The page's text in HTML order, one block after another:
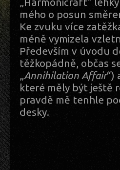
mého o posun
Ke zvuku více
méně vymizela
Především v úvodu
těžkopádně, občas
„Annihilation Affair“)
které měly být ještě
pravdě mě tenhle
desky.